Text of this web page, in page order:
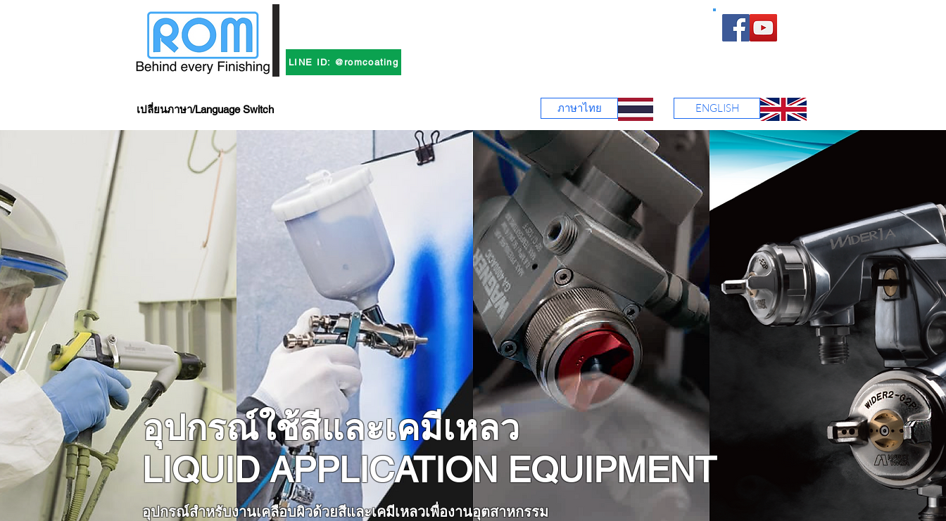
LINE ID: @romcoating
เปลี่ยนภาษา/Language Switch ภาษาไทย ENGLISH
อุปกรณ์ใช้สีและเคมีเหลว
LIQUID APPLICATION EQUIPMENT
อุปกรณ์สำหรับงานเคลือบผิวด้วยสีและเคมีเหลวเพื่องานอุตสาหกรรม